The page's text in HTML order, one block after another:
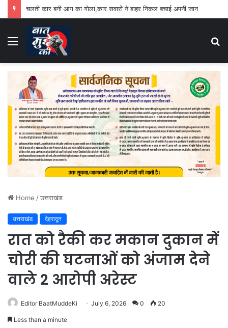
चलती कार बनी आग का गोला,कार सवारों ने बाहर निकल बचाई अपनी जान
Menu
Home /उत्तराखंड
उत्तराखंड देहरादून
रात को रैकी कर मकान दुकान में
चोरी की घटनाओं को अंजाम देने
वाले 2 आरोपी अरेस्ट
Editor BaatMuddeKi July 6, 2026 0 20
Less than a minute